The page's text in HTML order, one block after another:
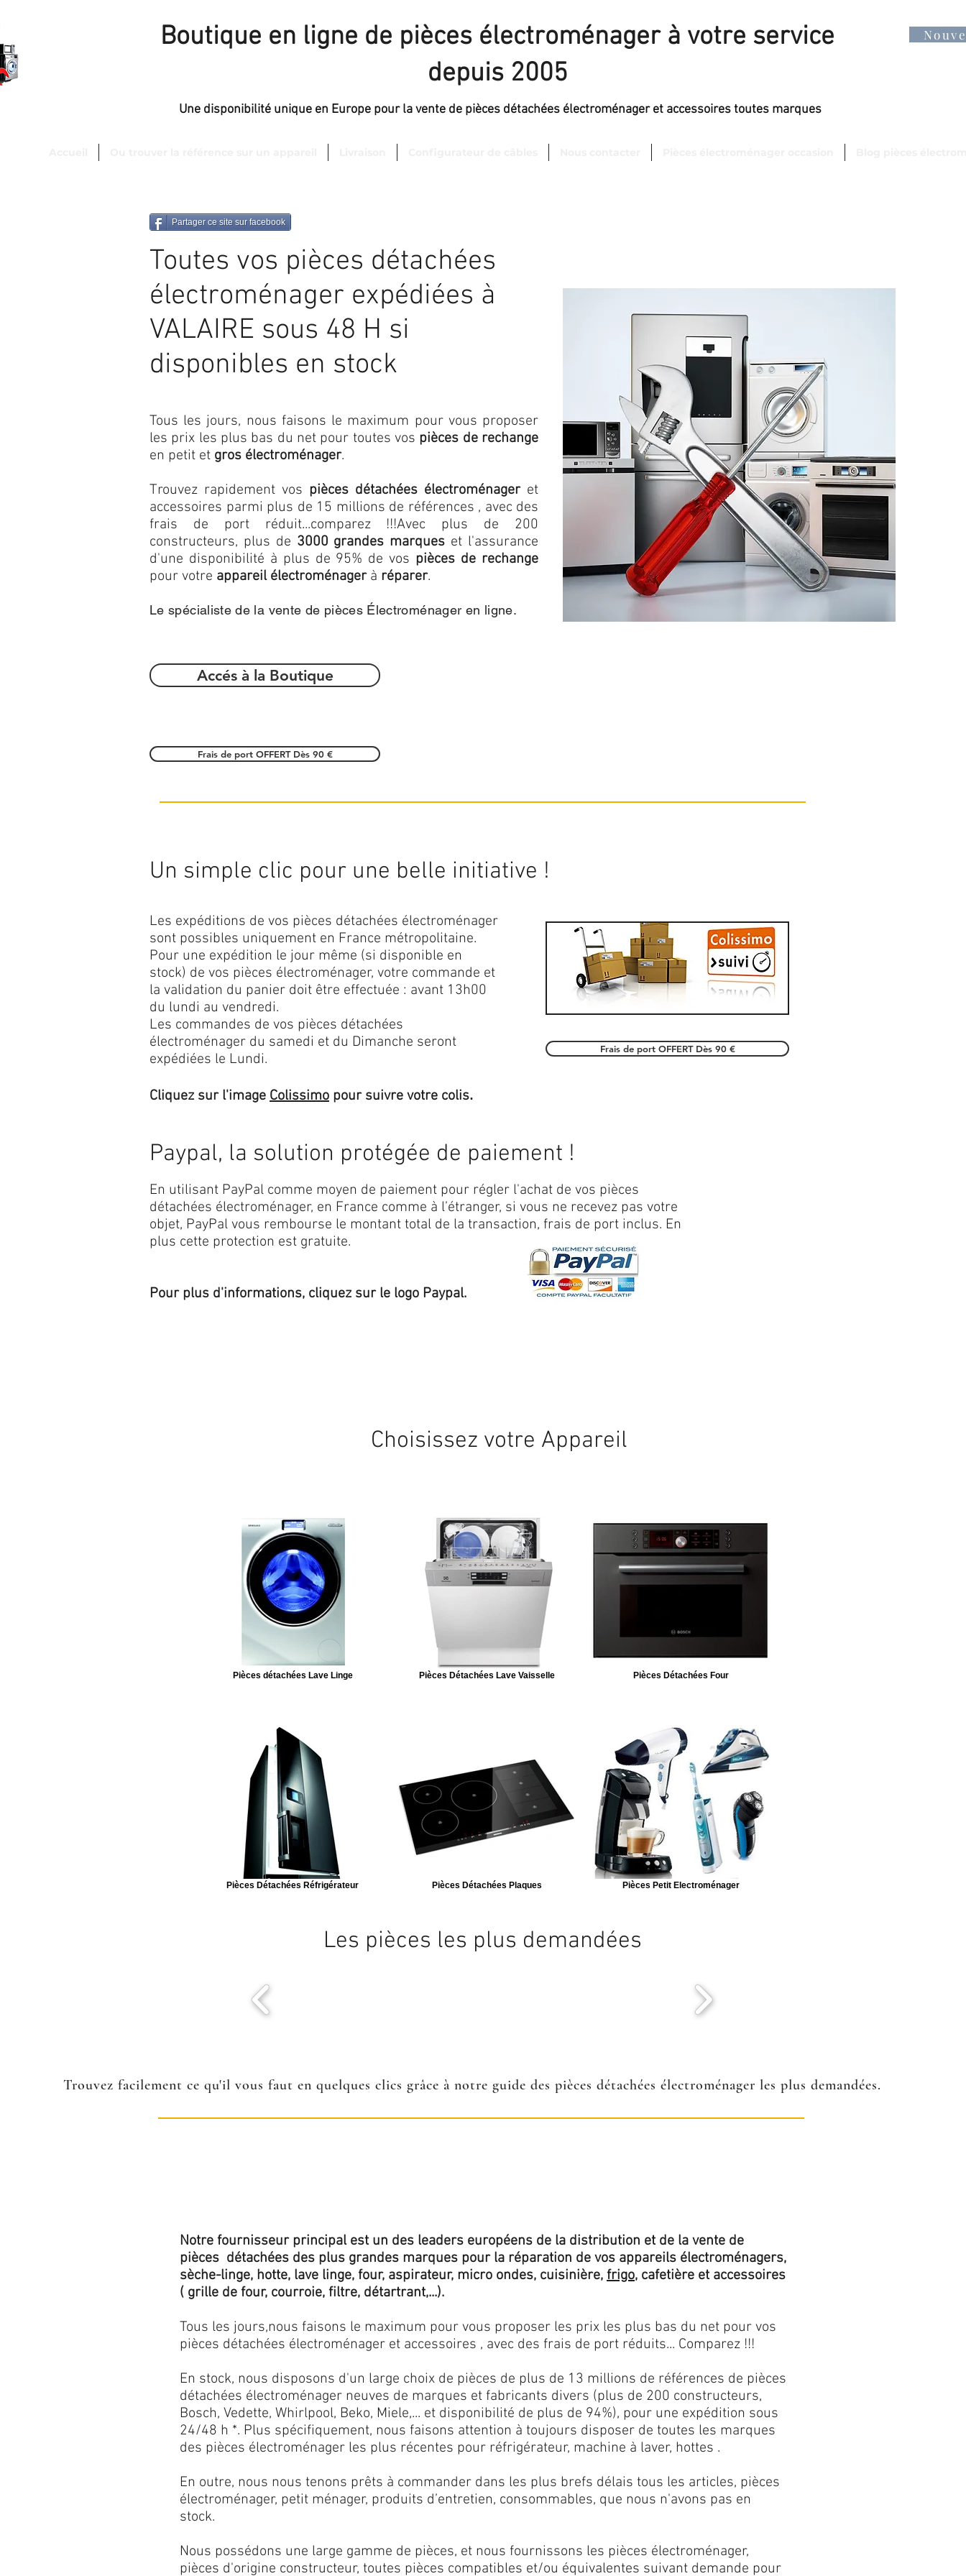
Boutique en ligne de pièces électroménager à votre service
depuis 2005
Une disponibilité unique en Europe pour la vente de pièces détachées électroménager et accessoires toutes marques
Partager ce site sur facebook
Toutes vos pièces détachées
électroménager expédiées à
VALAIRE sous 48 H si
disponibles en stock
Accés à la Boutique
Tous les jours, nous faisons le maximum pour vous proposer
les prix les plus bas du net pour toutes vos pièces de rechange
en petit et gros électroménager.
Trouvez rapidement vos pièces détachées électroménageret
accessoires parmi plus de 15 millions de références , avec des
frais de port réduit...comparez !!!Avec plus de 200
constructeurs, plus de 3000 grandes marques et l'assurance
d'une disponibilité à plus de 95% de vos pièces de rechange
pour votre appareil électroménagerà réparer.
Le spécialiste de la vente de pièces Électroménager en ligne.
Frais de port OFFERT Dès 90 €
Un simple clic pour une belle initiative !
Les expéditions de vos pièces détachées électroménager
sont possibles uniquement en France métropolitaine.
Pour une expédition le jour même (si disponible en
stock) de vos pièces électroménager, votre commande et
la validation du panier doit être effectuée : avant 13h00
du lundi au vendredi.
Les commandes de vos pièces détachées
électroménager du samedi et du Dimanche seront
expédiées le Lundi.
Cliquez sur l'image Colissimo pour suivre votre colis.
Frais de port OFFERT Dès 90 €
Paypal, la solution protégée de paiement !
En utilisant PayPal comme moyen de paiement pour régler l'achat de vos pièces
détachées électroménager, en France comme à l’étranger, si vous ne recevez pas votre
objet, PayPal vous rembourse le montant total de la transaction, frais de port inclus. En
plus cette protection est gratuite.
Pour plus d'informations, cliquez sur le logo Paypal.
Choisissez votre Appareil
Pièces détachées Lave Linge Pièces Détachées Lave Vaisselle Pièces Détachées Four
Pièces Détachées Réfrigérateur Pièces Détachées Plaques Pièces Petit Electroménager
Les pièces les plus demandées
Trouvez facilement ce qu'il vous faut en quelques clics grâce à notre guide des pièces détachées électroménager les plus demandées.
Notre fournisseur principal est un des leaders européens de la distribution et de la vente de
pièces détachées des plus grandes marques pour la réparation de vos appareils électroménagers,
sèche-linge, hotte, lave linge, four, aspirateur, micro ondes, cuisinière, frigo, cafetière et accessoires
( grille de four, courroie, filtre, détartrant,...).
Tous les jours,nous faisons le maximum pour vous proposer les prix les plus bas du net pour vos
pièces détachées électroménager et accessoires , avec des frais de port réduits... Comparez !!!
En stock, nous disposons d'un large choix de pièces de plus de 13 millions de références de pièces
détachées électroménager neuves de marques et fabricants divers (plus de 200 constructeurs,
Bosch, Vedette, Whirlpool, Beko, Miele,... et disponibilité de plus de 94%), pour une expédition sous
24/48 h *. Plus spécifiquement, nous faisons attention à toujours disposer de toutes les marques
des pièces électroménager les plus récentes pour réfrigérateur, machine à laver, hottes .
En outre, nous nous tenons prêts à commander dans les plus brefs délais tous les articles, pièces
électroménager, petit ménager, produits d’entretien, consommables, que nous n'avons pas en
stock.
Nous possédons une large gamme de pièces, et nous fournissons les pièces électroménager,
pièces d'origine constructeur, toutes pièces compatibles et/ou équivalentes suivant demande pour